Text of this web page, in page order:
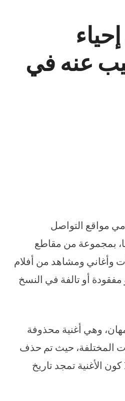
عنه في
مواقع التواصل
بمجموعة من مقاطع
وأغاني ومشاهد من أفلام
أو تالفة في النسخ
وهي أغنية محذوفة
التي تعرض على القنوات المختلفة، حيث تم حذف
الأغنية من جميع نسخ الفيلم التي كانت متاحة داخل مصر عقب ثورة 1952 كون الأغنية تمجد تاريخ